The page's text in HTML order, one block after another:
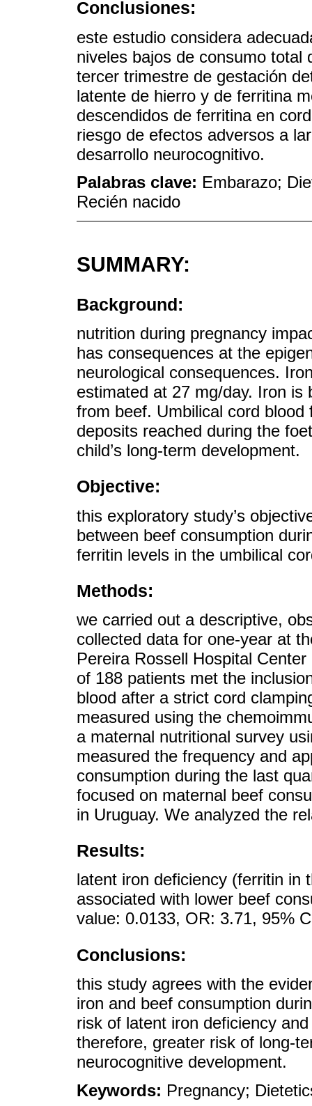
Conclusiones:
este estudio considera
niveles bajos de consumo total
tercer trimestre de gestación
latente de hierro y de ferritina
descendidos de ferritina en
riesgo de efectos adversos a
desarrollo neurocognitivo.
Palabras clave: Embarazo;
Recién nacido
SUMMARY:
Background:
nutrition during pregnancy
has consequences at the
neurological consequences.
estimated at 27 mg/day. Iron
from beef. Umbilical cord
deposits reached during the
child’s long-term development.
Objective:
this exploratory study’s
between beef consumption
ferritin levels in the umbilical
Methods:
we carried out a descriptive,
collected data for one-year at
Pereira Rossell Hospital
of 188 patients met the
blood after a strict cord
measured using the
a maternal nutritional survey
measured the frequency and
consumption during the last
focused on maternal beef
in Uruguay. We analyzed the
Results:
latent iron deficiency (ferritin in
associated with lower beef
value: 0.0133, OR: 3.71, 95%
Conclusions:
this study agrees with the
iron and beef consumption
risk of latent iron deficiency
therefore, greater risk of long-
neurocognitive development.
Keywords: Pregnancy;